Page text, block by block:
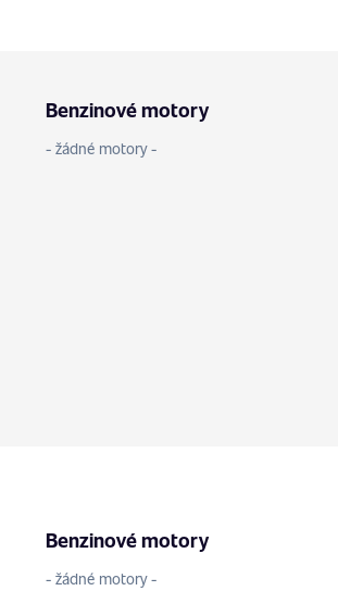
Benzinové motory
- žádné motory -
Benzinové motory
- žádné motory -